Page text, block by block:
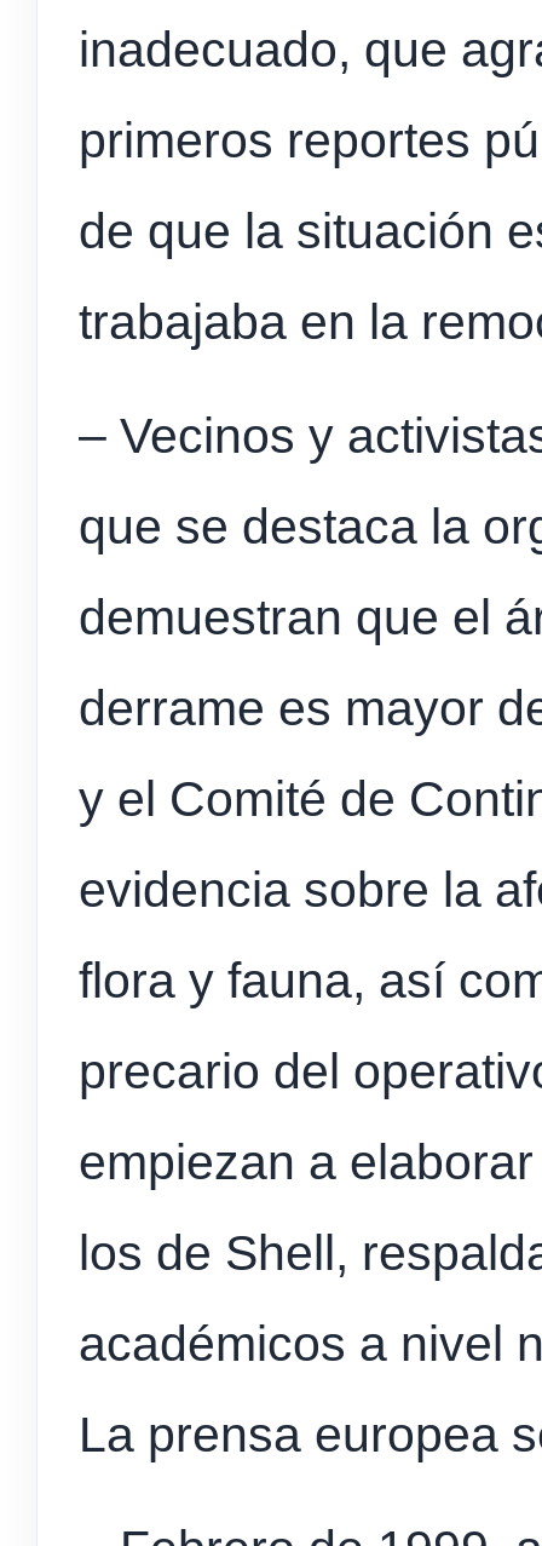
inadecuado, que
primeros reportes
de que la situación
trabajaba en la
– Vecinos y
que se destaca la
demuestran que el
derrame es mayor
y el Comité de
evidencia sobre la
flora y fauna, así
precario del
empiezan a
los de Shell,
académicos a nivel
La prensa europea